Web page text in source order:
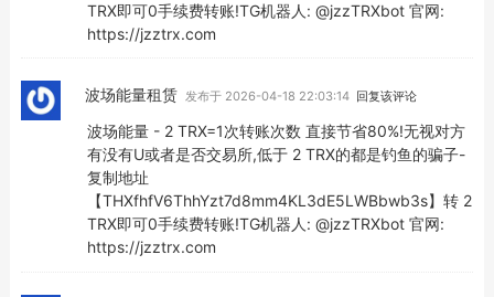
TRX即可0手续费转账!TG机器人: @jzzTRXbot 官网:
https://jzztrx.com
波场能量租赁 发布于 2026-04-18 22:03:14 回复该评论
波场能量 - 2 TRX=1次转账次数 直接节省80%!无视对方
有没有U或者是否交易所,低于 2 TRX的都是钓鱼的骗子-
复制地址
【THXfhfV6ThhYzt7d8mm4KL3dE5LWBbwb3s】转 2
TRX即可0手续费转账!TG机器人: @jzzTRXbot 官网:
https://jzztrx.com